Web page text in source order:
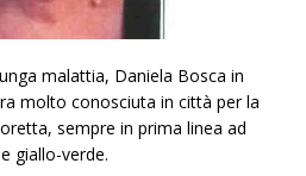
malattia, Daniela Bosca in
molto conosciuta in città per la
sempre in prima linea ad
giallo-verde.